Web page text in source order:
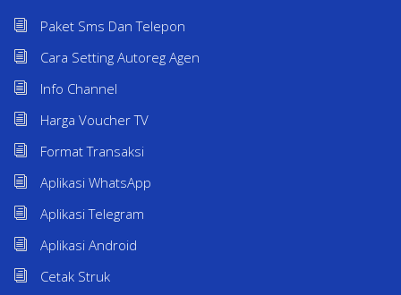
Paket Sms Dan Telepon
Cara Setting Autoreg Agen
Info Channel
Harga Voucher TV
Format Transaksi
Aplikasi WhatsApp
Aplikasi Telegram
Aplikasi Android
Cetak Struk